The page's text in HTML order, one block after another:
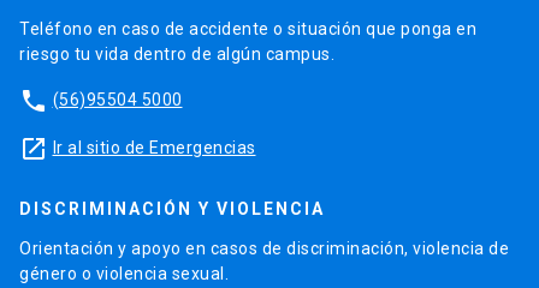
Teléfono en caso de accidente o situación que ponga en
riesgo tu vida dentro de algún campus.
phone (56)95504 5000
launch Ir al sitio de Emergencias
DISCRIMINACIÓN Y VIOLENCIA
Orientación y apoyo en casos de discriminación, violencia de
género o violencia sexual.